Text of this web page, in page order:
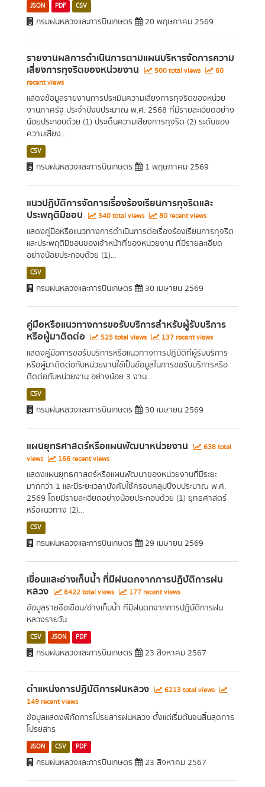
JSON PDF CSV
กรมฝนหลวงและการบินเกษตร 20 พฤษภาคม 2569
รายงานผลการดำเนินการตามแผนบริหารจัดการความ
เสี่ยงการทุจริตของหน่วยงาน 500 total views
60
recent views
แสดงข้อมูลรายงานการประเมินความเสี่ยงการทุจริตของหน่วย
งานภาครัฐ ประจำปีงบประมาณ พ.ศ. 2568 ที่มีรายละเอียดอย่าง
น้อยประกอบด้วย (1) ประเด็นความเสี่ยงการทุจริต (2) ระดับของ
ความเสี่ยง...
CSV
กรมฝนหลวงและการบินเกษตร 1 พฤษภาคม 2569
แนวปฏิบัติการจัดการเรื่องร้องเรียนการทุจริตและ
ประพฤติมิชอบ 340 total views 80 recent views
แสดงคู่มือหรือแนวทางการดำเนินการต่อเรื่องร้องเรียนการทุจริต
และประพฤติมิชอบของเจ้าหน้าที่ของหน่วยงาน ที่มีรายละเอียด
อย่างน้อยประกอบด้วย (1)...
CSV
กรมฝนหลวงและการบินเกษตร 30 เมษายน 2569
คู่มือหรือแนวทางการขอรับบริการสำหรับผู้รับบริการ
หรือผู้มาติดต่อ 525 total views 137 recent views
แสดงคู่มือการขอรับบริการหรือแนวทางการปฏิบัติที่ผู้รับบริการ
หรือผู้มาติดต่อกับหน่วยงานใช้เป็นข้อมูลในการขอรับบริการหรือ
ติดต่อกับหน่วยงาน อย่างน้อย 3 งาน...
CSV
กรมฝนหลวงและการบินเกษตร 30 เมษายน 2569
แผนยุทธศาสตร์หรือแผนพัฒนาหน่วยงาน
638 total
views
166 recent views
แสดงแผนยุทธศาสตร์หรือแผนพัฒนาของหน่วยงานที่มีระยะ
มากกว่า 1 และมีระยะเวลาบังคับใช้ครอบคลุมปีงบประมาณ พ.ศ.
2569 โดยมีรายละเอียดอย่างน้อยประกอบด้วย (1) ยุทธศาสตร์
หรือแนวทาง (2)...
CSV
กรมฝนหลวงและการบินเกษตร 29 เมษายน 2569
เขื่อนและอ่างเก็บน้ำ ที่มีฝนตกจากการปฏิบัติการฝน
หลวง 8422 total views 177 recent views
ข้อมูลรายชื่อเขื่อน/อ่างเก็บน้ำ ที่มีฝนตกจากการปฏิบัติการฝน
หลวงรายวัน
CSV JSON PDF
กรมฝนหลวงและการบินเกษตร 23 สิงหาคม 2567
ตำแหน่งการปฏิบัติการฝนหลวง
6213 total views
149 recent views
ข้อมูลแสดงพิกัดการโปรยสารฝนหลวง ตั้งแต่เริ่มต้นจนสิ้นสุดการ
โปรยสาร
JSON CSV PDF
กรมฝนหลวงและการบินเกษตร 23 สิงหาคม 2567